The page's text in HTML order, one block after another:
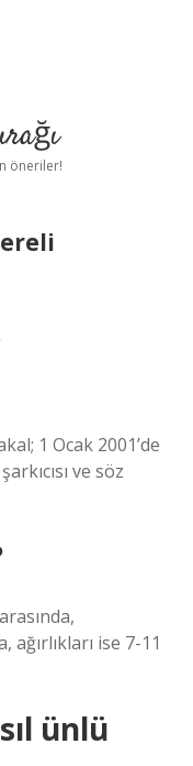
öneriler!
1 Ocak 2001’de
ve söz
ise 7-11
ünlü